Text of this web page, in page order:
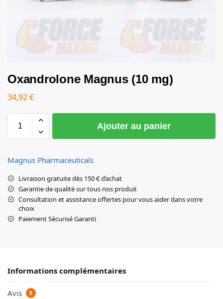
Oxandrolone Magnus (10 mg)
34,92€
Ajouter au panier
Magnus Pharmaceuticals
Livraison gratuite dès 150 € d’achat
Garantie de qualité sur tous nos produit
Consultation et assistance offertes pour vous aider dans votre
choix
Paiement Sécurisé Garanti
Informations complémentaires
Avis 0